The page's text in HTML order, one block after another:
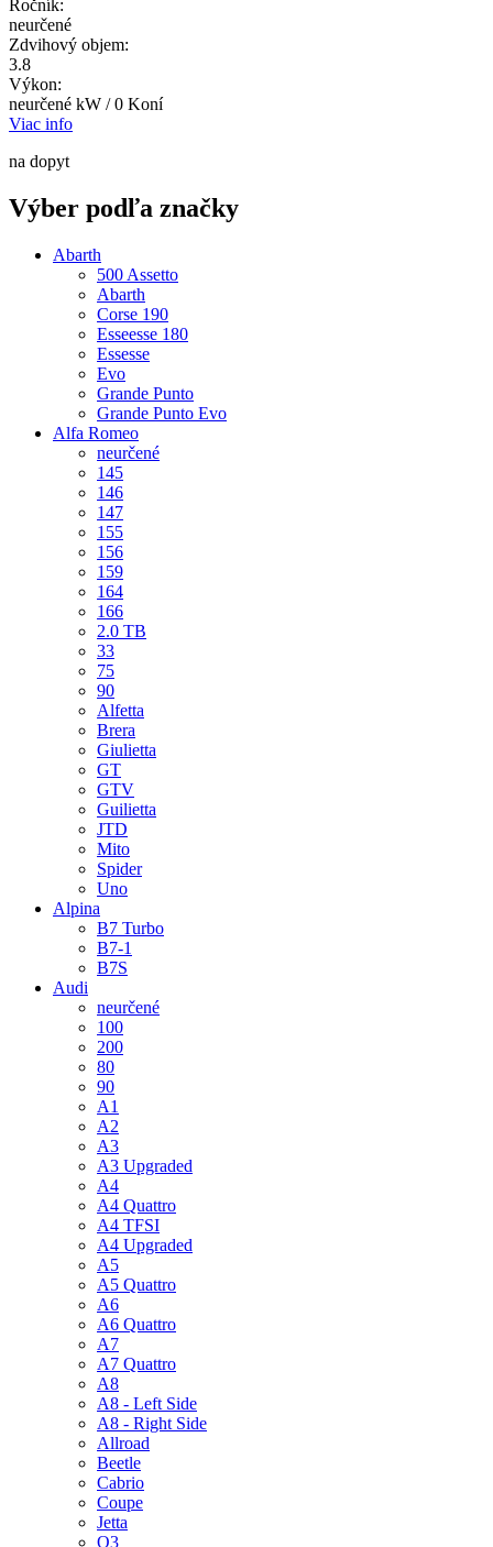
Ročník:
neurčené
Zdvihový objem:
3.8
Výkon:
neurčené kW / 0 Koní
Viac info
na dopyt
Výber podľa značky
Abarth
500 Assetto
Abarth
Corse 190
Esseesse 180
Essesse
Evo
Grande Punto
Grande Punto Evo
Alfa Romeo
neurčené
145
146
147
155
156
159
164
166
2.0 TB
33
75
90
Alfetta
Brera
Giulietta
GT
GTV
Guilietta
JTD
Mito
Spider
Uno
Alpina
B7 Turbo
B7-1
B7S
Audi
neurčené
100
200
80
90
A1
A2
A3
A3 Upgraded
A4
A4 Quattro
A4 TFSI
A4 Upgraded
A5
A5 Quattro
A6
A6 Quattro
A7
A7 Quattro
A8
A8 - Left Side
A8 - Right Side
Allroad
Beetle
Cabrio
Coupe
Jetta
Q3